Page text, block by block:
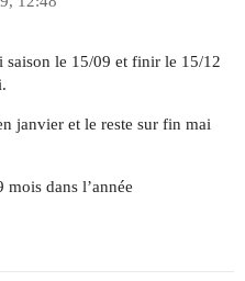
saison le 15/09 et finir le 15/12
janvier et le reste sur fin mai
dans l’année